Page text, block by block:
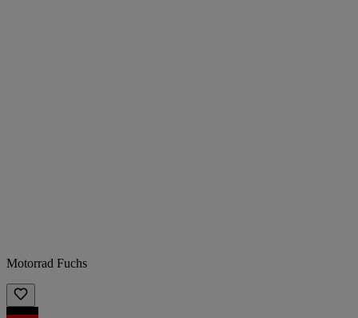
Motorrad Fuchs